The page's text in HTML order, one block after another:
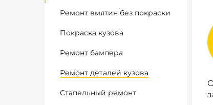
Ремонт вмятин без покраски
Покраска кузова
Ремонт бампера
Ремонт деталей кузова
Стапельный ремонт